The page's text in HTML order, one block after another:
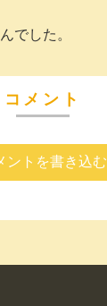
でした。
コメント
ントを書き込む